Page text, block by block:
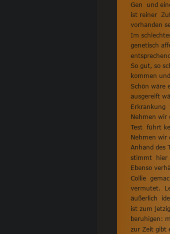
Gen  und
ist reiner
vorhanden
Im
genetisch
So gut, so
kommen
Schön wäre
ausgereift
Erkrankung
Nehmen wir
Test  führt
Nehmen wir
Anhand des
stimmt  hier
Ebenso
Collie
vermutet.
äußerlich
ist zum
beruhigen:
zur Zeit gibt